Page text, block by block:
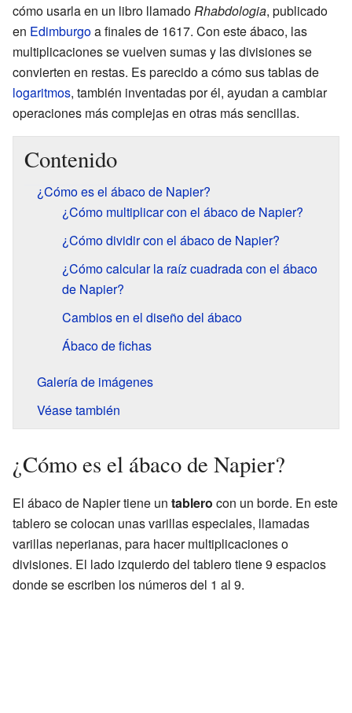
cómo usarla en un libro llamadoRhabdologia, publicado
en Edimburgoa finales de 1617. Con este ábaco, las
multiplicaciones se vuelven sumas y las divisiones se
convierten en restas. Es parecido a cómo sus tablas de
logaritmos, también inventadas por él, ayudan a cambiar
operaciones más complejas en otras más sencillas.
Contenido
¿Cómo es el ábaco de Napier?
¿Cómo multiplicar con el ábaco de Napier?
¿Cómo dividir con el ábaco de Napier?
¿Cómo calcular la raíz cuadrada con el ábaco
de Napier?
Cambios en el diseño del ábaco
Ábaco de fichas
Galería de imágenes
Véase también
¿Cómo es el ábaco de Napier?
El ábaco de Napier tiene un tablero con un borde. En este
tablero se colocan unas varillas especiales, llamadas
varillas neperianas, para hacer multiplicaciones o
divisiones. El lado izquierdo del tablero tiene 9 espacios
donde se escriben los números del 1 al 9.